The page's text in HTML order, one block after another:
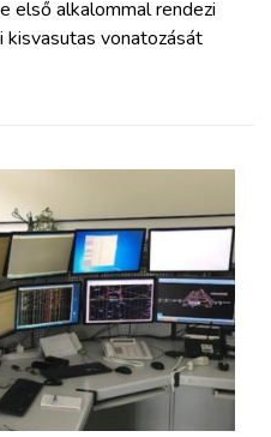
első alkalommal rendezi
kisvasutas vonatozását